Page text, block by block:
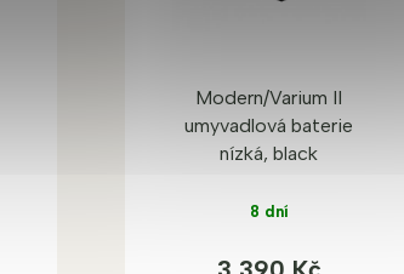
Modern/Varium II
umyvadlová baterie
nízká, black
8 dní